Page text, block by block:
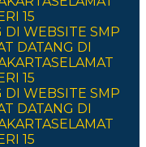
15
DI WEBSITE SMP
DATANG DI
SELAMAT
15
DI WEBSITE SMP
DATANG DI
SELAMAT
15